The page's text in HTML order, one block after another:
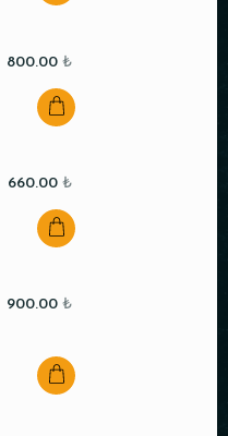
800.00 ₺
660.00 ₺
900.00 ₺